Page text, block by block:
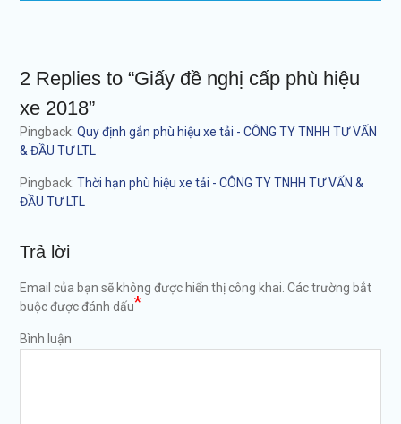
2 Replies to “Giấy đề nghị cấp phù hiệu
xe 2018”
Pingback: Quy định gắn phù hiệu xe tải - CÔNG TY TNHH TƯ VẤN
& ĐẦU TƯ LTL
Pingback: Thời hạn phù hiệu xe tải - CÔNG TY TNHH TƯ VẤN &
ĐẦU TƯ LTL
Trả lời
Email của bạn sẽ không được hiển thị công khai. Các trường bắt
buộc được đánh dấu*
Bình luận